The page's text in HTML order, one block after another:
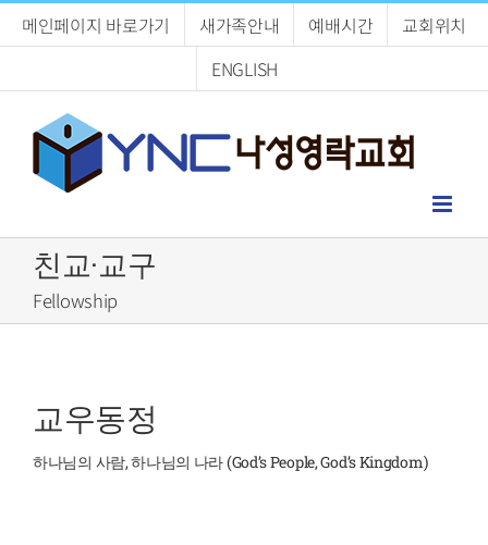
메인페이지 바로가기 새가족안내 예배시간
교회위치
ENGLISH
친교·교구
Fellowship
교우동정
하나님의 사람, 하나님의 나라 (God’s People, God’s Kingdom)